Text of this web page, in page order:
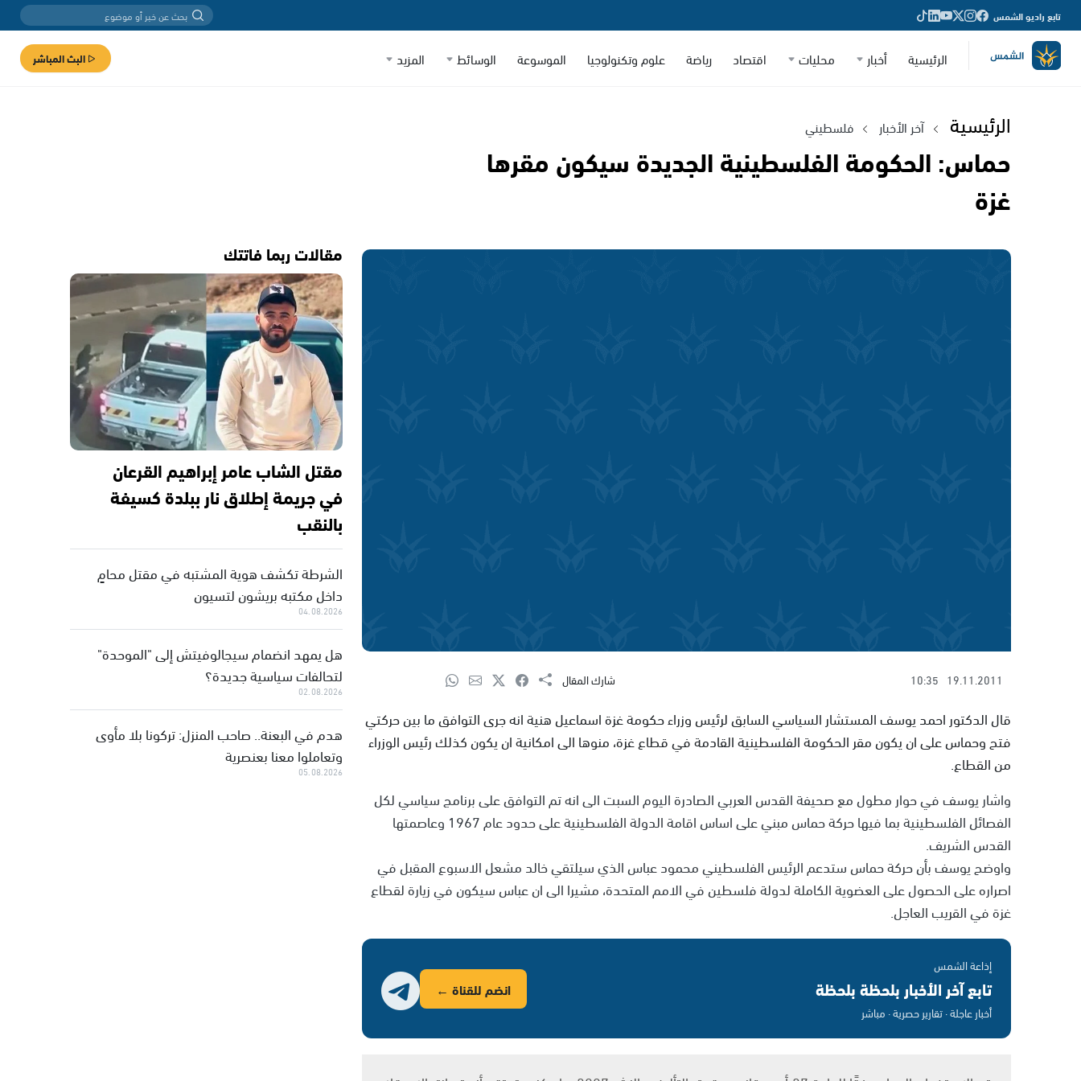
تابع راديو الشمس
الرئيسية أخبار محليات اقتصاد رياضة علوم وتكنولوجيا الموسوعة الوسائط المزيد البث المباشر
الرئيسية آخر الأخبار فلسطيني
حماس: الحكومة الفلسطينية الجديدة سيكون مقرها
غزة
19.11.2011
10:35 شارك المقال
قال الدكتور احمد يوسف المستشار السياسي السابق لرئيس وزراء حكومة غزة اسماعيل هنية انه جرى التوافق ما بين حركتي
فتح وحماس على ان يكون مقر الحكومة الفلسطينية القادمة في قطاع غزة، منوها الى امكانية ان يكون كذلك رئيس الوزراء
من القطاع.
واشار يوسف في حوار مطول مع صحيفة القدس العربي الصادرة اليوم السبت الى انه تم التوافق على برنامج سياسي لكل
الفصائل الفلسطينية بما فيها حركة حماس مبني على اساس اقامة الدولة الفلسطينية على حدود عام 1967 وعاصمتها
القدس الشريف.
واوضح يوسف بأن حركة حماس ستدعم الرئيس الفلسطيني محمود عباس الذي سيلتقي خالد مشعل الاسبوع المقبل في
اصراره على الحصول على العضوية الكاملة لدولة فلسطين في الامم المتحدة، مشيرا الى ان عباس سيكون في زيارة لقطاع
غزة في القريب العاجل.
إذاعة الشمس
تابع آخر الأخبار بلحظة بلحظة
أخبار عاجلة · تقارير حصرية · مباشر
انضم للقناة ←
مقالات ربما فاتتك
مقتل الشاب عامر إبراهيم القرعان
في جريمة إطلاق نار ببلدة كسيفة
بالنقب
الشرطة تكشف هوية المشتبه في مقتل محامٍ
داخل مكتبه بريشون لتسيون
04.08.2026
هل يمهد انضمام سيجالوفيتش إلى "الموحدة"
لتحالفات سياسية جديدة؟
02.08.2026
هدم في البعنة.. صاحب المنزل: تركونا بلا مأوى
وتعاملوا معنا بعنصرية
05.08.2026